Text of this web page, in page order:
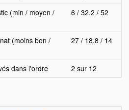
(min / moyen /
6 / 32.2 / 52
(moins bon /
27 / 18.8 / 14
dans l'ordre 2 sur 12